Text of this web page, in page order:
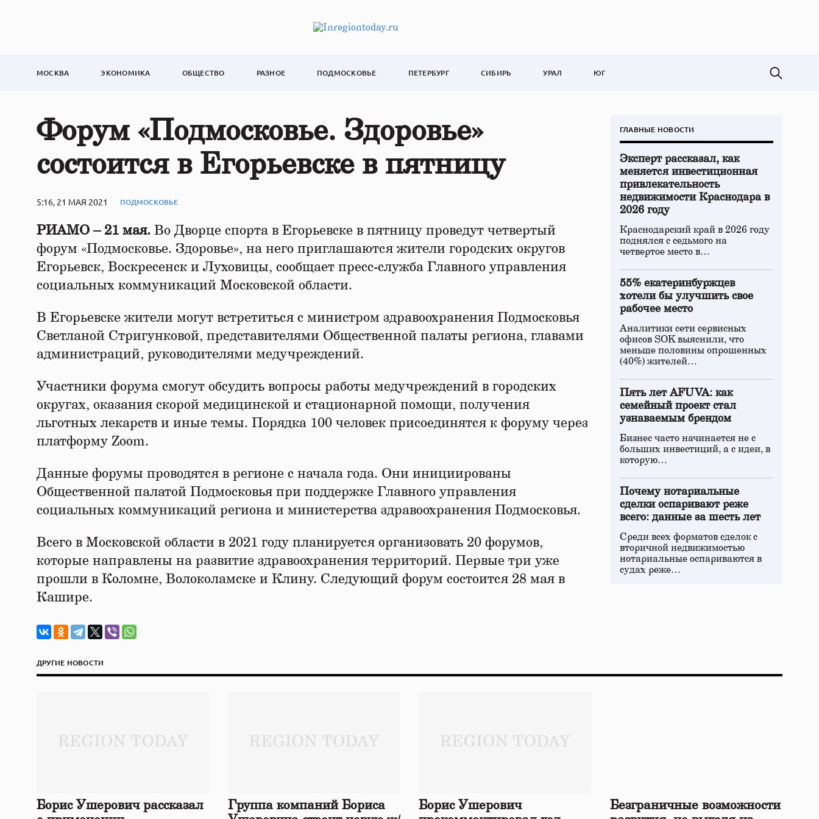
МОСКВА ЭКОНОМИКА ОБЩЕСТВО РАЗНОЕ ПОДМОСКОВЬЕ ПЕТЕРБУРГ СИБИРЬ УРАЛ ЮГ
Форум «Подмосковье. Здоровье»
состоится в Егорьевске в пятницу
5:16, 21 МАЯ 2021 ПОДМОСКОВЬЕ
РИАМО – 21 мая. Во Дворце спорта в Егорьевске в пятницу проведут четвертый
форум «Подмосковье. Здоровье», на него приглашаются жители городских округов
Егорьевск, Воскресенск и Луховицы, сообщает пресс-служба Главного управления
социальных коммуникаций Московской области.
В Егорьевске жители могут встретиться с министром здравоохранения Подмосковья
Светланой Стригунковой, представителями Общественной палаты региона, главами
администраций, руководителями медучреждений.
Участники форума смогут обсудить вопросы работы медучреждений в городских
округах, оказания скорой медицинской и стационарной помощи, получения
льготных лекарств и иные темы. Порядка 100 человек присоединятся к форуму через
платформу Zoom.
Данные форумы проводятся в регионе с начала года. Они инициированы
Общественной палатой Подмосковья при поддержке Главного управления
социальных коммуникаций региона и министерства здравоохранения Подмосковья.
Всего в Московской области в 2021 году планируется организовать 20 форумов,
которые направлены на развитие здравоохранения территорий. Первые три уже
прошли в Коломне, Волоколамске и Клину. Следующий форум состоится 28 мая в
Кашире.
ГЛАВНЫЕ НОВОСТИ
Эксперт рассказал, как
меняется инвестиционная
привлекательность
недвижимости Краснодара в
2026 году
Краснодарский край в 2026 году
поднялся с седьмого на
четвертое место в…
55% екатеринбуржцев
хотели бы улучшить свое
рабочее место
Аналитики сети сервисных
офисов SOK выяснили, что
меньше половины опрошенных
(40%) жителей…
Пять лет AFUVA: как
семейный проект стал
узнаваемым брендом
Бизнес часто начинается не с
больших инвестиций, а с идеи, в
которую…
Почему нотариальные
сделки оспаривают реже
всего: данные за шесть лет
Среди всех форматов сделок с
вторичной недвижимостью
нотариальные оспариваются в
судах реже…
ДРУГИЕ НОВОСТИ
Борис Ушерович рассказал
Группа компаний Бориса
Борис Ушерович
Безграничные возможности